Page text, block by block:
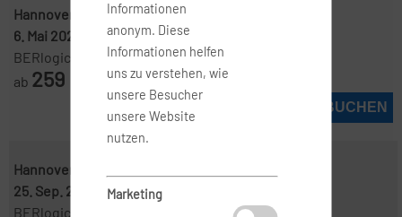
Hannover ( HAJ )-Manchester ( MAN )
6. Mai 2027
8. Mai 2027
BERlogic
ab 259
JETZT BUCHEN
Hannover ( HAJ )
25. Sep. 2026
27. Sep. 2026
BERlogic
Informationen
anonym. Diese
Informationen helfen
uns zu verstehen, wie
unsere Besucher
unsere Website
nutzen.
Marketing